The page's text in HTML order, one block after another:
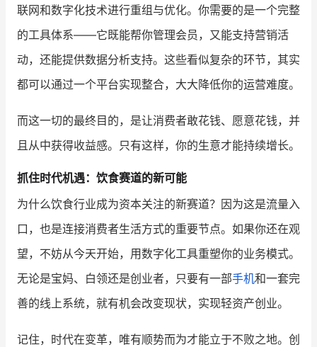
联网和数字化技术进行重组与优化。你需要的是一个完整
的工具体系——它既能帮你管理会员，又能支持营销活
动，还能提供数据分析支持。这些看似复杂的环节，其实
都可以通过一个平台实现整合，大大降低你的运营难度。
而这一切的最终目的，是让消费者敢花钱、愿意花钱，并
且从中获得收益感。只有这样，你的生意才能持续增长。
抓住时代机遇：饮食赛道的新可能
为什么饮食行业成为资本关注的新赛道？因为这是流量入
口，也是连接消费者生活方式的重要节点。如果你还在观
望，不妨从今天开始，用数字化工具重塑你的业务模式。
无论是宝妈、白领还是创业者，只要有一部手机和一套完
善的线上系统，就有机会改变现状，实现轻资产创业。
记住，时代在变革，唯有顺势而为才能立于不败之地。创